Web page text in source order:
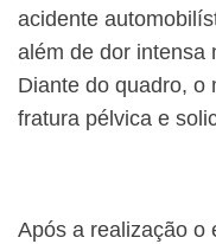
acidente
além de dor intensa
Diante do quadro, o
fratura pélvica e
Após a realização o